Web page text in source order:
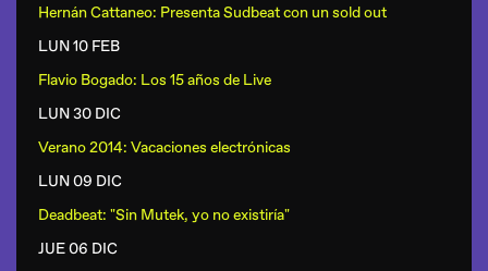
Hernán Cattaneo: Presenta Sudbeat con un sold out
LUN 10 FEB
Flavio Bogado: Los 15 años de Live
LUN 30 DIC
Verano 2014: Vacaciones electrónicas
LUN 09 DIC
Deadbeat: "Sin Mutek, yo no existiría"
JUE 06 DIC